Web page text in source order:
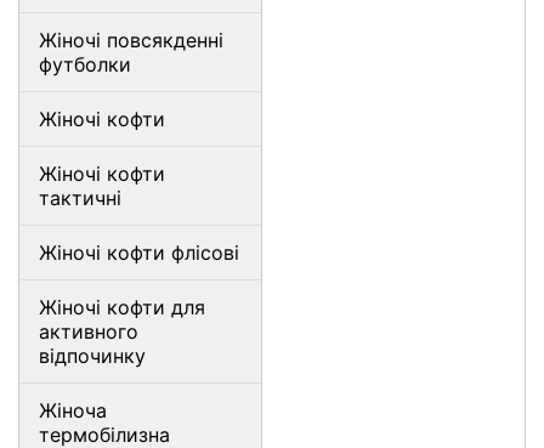
Жіночі повсякденні
футболки
Жіночі кофти
Жіночі кофти
тактичні
Жіночі кофти флісові
Жіночі кофти для
активного
відпочинку
Жіноча
термобілизна